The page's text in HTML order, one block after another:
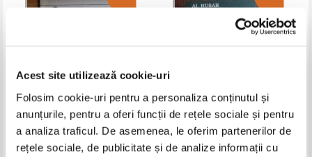
Acest site utilizează cookie-uri
Folosim cookie-uri pentru a personaliza conținutul și
anunțurile, pentru a oferi funcții de rețele sociale și pentru
a analiza traficul. De asemenea, le oferim partenerilor de
rețele sociale, de publicitate și de analize informații cu
D. Tudor - Hannibal Al. Husar - Ideea europeana